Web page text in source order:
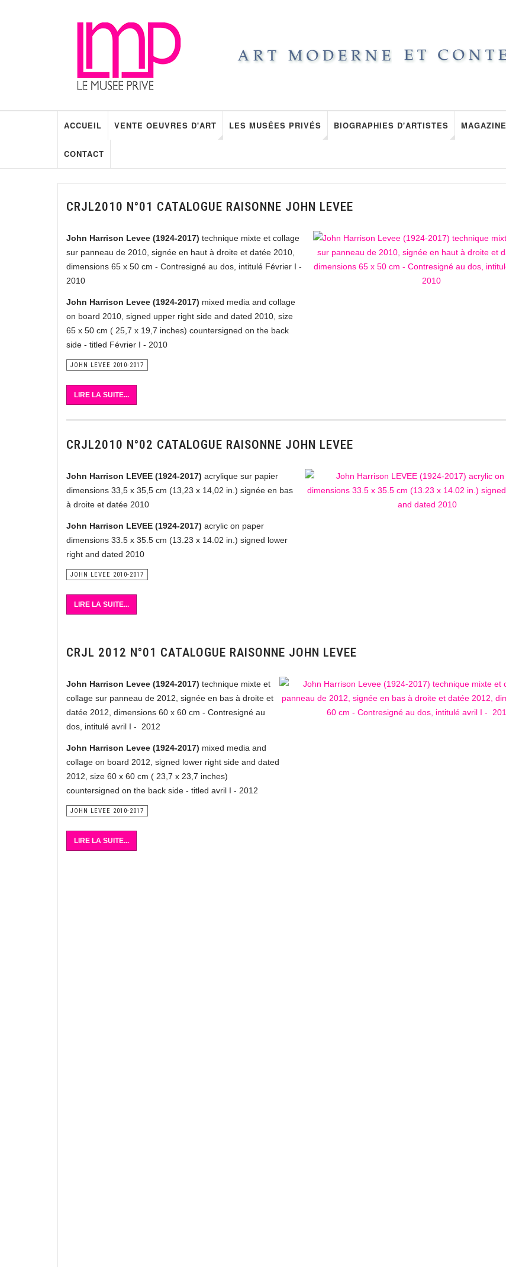
ACCUEIL VENTE OEUVRES D'ART LES MUSÉES PRIVÉS BIOGRAPHIES D'ARTISTES MAGAZINE
CONTACT
CRJL2010 N°01 CATALOGUE RAISONNE JOHN LEVEE
John Harrison Levee (1924-2017) technique mixte et collage
sur panneau de 2010, signée en haut à droite et datée 2010,
dimensions 65 x 50 cm - Contresigné au dos, intitulé Février I -
2010
John Harrison Levee (1924-2017) mixed media and collage
on board 2010, signed upper right side and dated 2010, size
65 x 50 cm ( 25,7 x 19,7 inches) countersigned on the back
side - titled Février I - 2010
JOHN LEVEE 2010-2017
LIRE LA SUITE...
CRJL2010 N°02 CATALOGUE RAISONNE JOHN LEVEE
John Harrison LEVEE (1924-2017) acrylique sur papier
dimensions 33,5 x 35,5 cm (13,23 x 14,02 in.) signée en bas
à droite et datée 2010
John Harrison LEVEE (1924-2017) acrylic on paper
dimensions 33.5 x 35.5 cm (13.23 x 14.02 in.) signed lower
right and dated 2010
JOHN LEVEE 2010-2017
LIRE LA SUITE...
CRJL 2012 N°01 CATALOGUE RAISONNE JOHN LEVEE
John Harrison Levee (1924-2017) technique mixte et
collage sur panneau de 2012, signée en bas à droite et
datée 2012, dimensions 60 x 60 cm - Contresigné au
dos, intitulé avril I - 2012
John Harrison Levee (1924-2017) mixed media and
collage on board 2012, signed lower right side and dated
2012, size 60 x 60 cm ( 23,7 x 23,7 inches)
countersigned on the back side - titled avril I - 2012
JOHN LEVEE 2010-2017
LIRE LA SUITE...